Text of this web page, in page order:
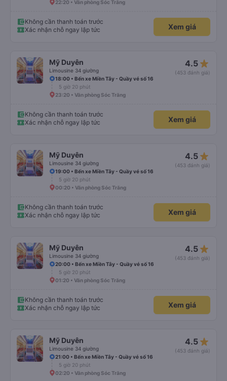
22:20 • Văn phòng Sóc Trăng
Không cần thanh toán trước
Xác nhận chỗ ngay lập tức
Xem giá
Mỹ Duyên
Limousine 34 giường
4.5 star_rate
(453 đánh giá)
18:00 • Bến xe Miền Tây - Quầy vé số 16
5 giờ 20 phút
23:20 • Văn phòng Sóc Trăng
Không cần thanh toán trước
Xác nhận chỗ ngay lập tức
Xem giá
Mỹ Duyên
Limousine 34 giường
4.5 star_rate
(453 đánh giá)
19:00 • Bến xe Miền Tây - Quầy vé số 16
5 giờ 20 phút
00:20 • Văn phòng Sóc Trăng
Không cần thanh toán trước
Xác nhận chỗ ngay lập tức
Xem giá
Mỹ Duyên
Limousine 34 giường
4.5 star_rate
(453 đánh giá)
20:00 • Bến xe Miền Tây - Quầy vé số 16
5 giờ 20 phút
01:20 • Văn phòng Sóc Trăng
Không cần thanh toán trước
Xác nhận chỗ ngay lập tức
Xem giá
Mỹ Duyên
Limousine 34 giường
4.5 star_rate
(453 đánh giá)
21:00 • Bến xe Miền Tây - Quầy vé số 16
5 giờ 20 phút
02:20 • Văn phòng Sóc Trăng